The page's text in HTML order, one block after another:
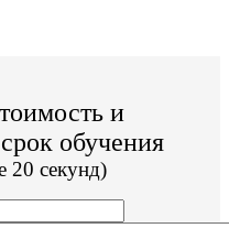
и
обучения
20 секунд)